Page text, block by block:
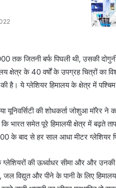
तक जितनी बर्फ पिघली थी, उसकी
क्षेत्र के 40 वर्षों के उपग्रह चित्रों का
की है। ये ग्लेशियर हिमालय के क्षेत्र में
यूनिवर्सिटी की शोधकर्ता जोशुआ मॉरेर ने
भारत समेत पूरे हिमालयी क्षेत्र में
के बाद से हर साल आधा मीटर ग्लेशियर
की ऊर्ध्वाधर सीमा और और
विद्युत और पीने के पानी के लिए